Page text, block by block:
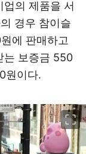
의 제품을 서
경우 참이슬
에 판매하고
는 보증금 550
원이다.